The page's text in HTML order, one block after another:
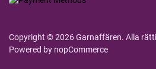
Copyright © 2026 Garnaffären. Alla
Powered by nopCommerce